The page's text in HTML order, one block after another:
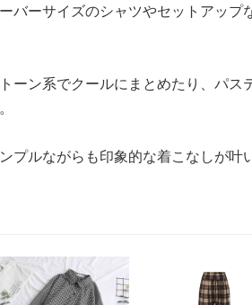
バーサイズのシャツやセットアップ
ーン系でクールにまとめたり、パス
ルながらも印象的な着こなしが叶